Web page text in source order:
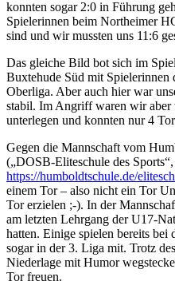
konnten sogar 2:0 in Führung
Spielerinnen beim Northeimer
sind und wir mussten uns 11:6
Das gleiche Bild bot sich im
Buxtehude Süd mit Spielerinnen
Oberliga. Aber auch hier war
stabil. Im Angriff waren wir
unterlegen und konnten nur 4
Gegen die Mannschaft vom
(„DOSB-Eliteschule des Sports“,
https://humboldtschule.de/
einem Tor – also nicht ein Tor
Tor erzielen ;-). In der
am letzten Lehrgang der U17-
hatten. Einige spielen bereits
sogar in der 3. Liga mit. Trotz
Niederlage mit Humor
Tor freuen.